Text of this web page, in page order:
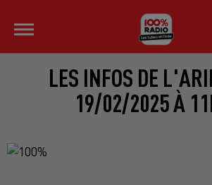
LES INFOS DE
19/02/2025 À